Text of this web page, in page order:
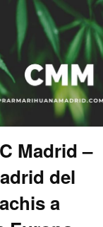
Madrid –
del
a